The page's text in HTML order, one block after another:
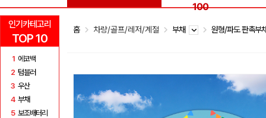
인기카테고리
TOP 10
1 에코백
2 텀블러
3 우산
4 부채
5 보조배터리
100
홈 차량/골프/레저/계절 부채 원형/파도 판촉부